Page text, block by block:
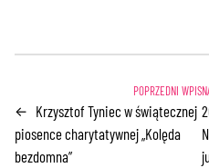
← Krzysztof Tyniec w świątecznej
piosence charytatywnej „Kolęda
bezdomna”